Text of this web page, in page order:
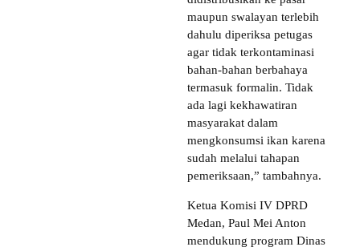
maupun swalayan terlebih
dahulu diperiksa petugas
agar tidak terkontaminasi
bahan-bahan berbahaya
termasuk formalin. Tidak
ada lagi kekhawatiran
masyarakat dalam
mengkonsumsi ikan karena
sudah melalui tahapan
pemeriksaan,” tambahnya.
Ketua Komisi IV DPRD
Medan, Paul Mei Anton
mendukung program Dinas